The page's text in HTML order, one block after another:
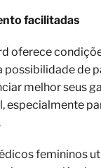
facilitadas
oferece
de
melhor seus
especialmente
femininos